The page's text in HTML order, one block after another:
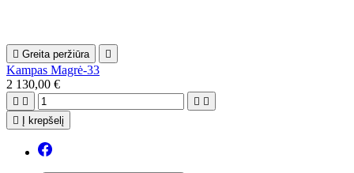
 Greita peržiūra 
Kampas Magrė-33
2 130,00 €
   

Į krepšelį